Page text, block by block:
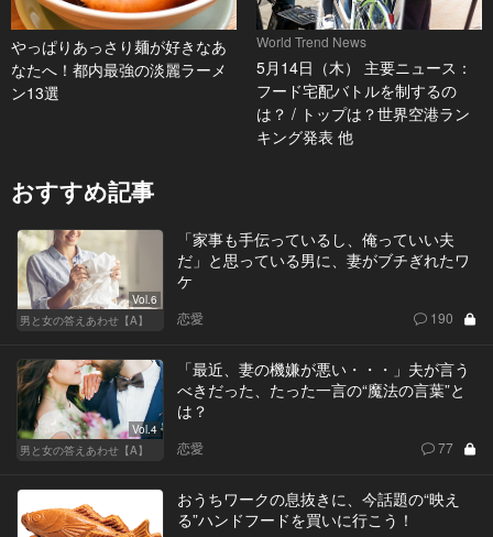
やっぱりあっさり麺が好きなあ
なたへ！都内最強の淡麗ラーメ
ン13選
World Trend News
5月14日（木） 主要ニュース：
フード宅配バトルを制するの
は？ / トップは？世界空港ラン
キング発表 他
おすすめ記事
Vol.6
男と女の答えあわせ【A】
「家事も手伝っているし、俺っていい夫
だ」と思っている男に、妻がブチぎれたワ
ケ
恋愛 190
Vol.4
男と女の答えあわせ【A】
「最近、妻の機嫌が悪い・・・」夫が言う
べきだった、たった一言の“魔法の言葉”と
は？
恋愛 77
おうちワークの息抜きに、今話題の“映え
る”ハンドフードを買いに行こう！